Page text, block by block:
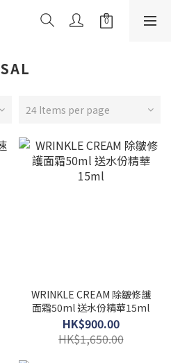
SAL
24 Items per page
WRINKLE CREAM 除皺修護
面霜50ml 送水份精華15ml
HK$900.00
HK$1,650.00